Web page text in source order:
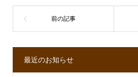
最近のお知らせ